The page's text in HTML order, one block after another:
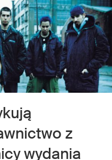
z
wydania